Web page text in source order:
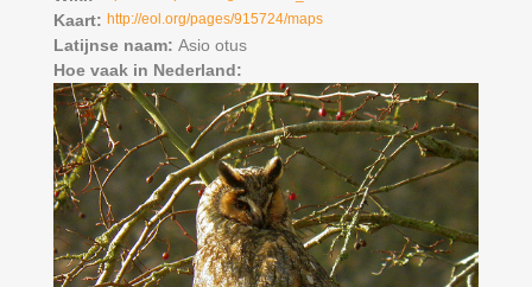
Kaart: http://eol.org/pages/915724/maps
Latijnse naam: Asio otus
Hoe vaak in Nederland: